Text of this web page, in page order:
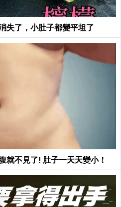
失了，小肚子都變平坦了
就不見了! 肚子一天天變小！